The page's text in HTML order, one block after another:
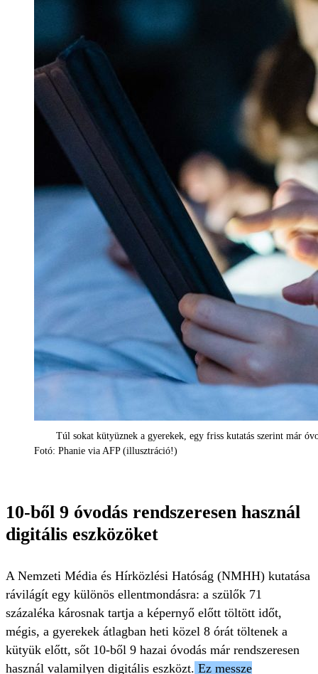
Túl sokat kütyüznek a gyerekek, egy friss kutatás szerint már
Fotó: Phanie via AFP (illusztráció!)
10-ből 9 óvodás rendszeresen használ
digitális eszközöket
A Nemzeti Média és Hírközlési Hatóság (NMHH) kutatása
rávilágít egy különös ellentmondásra: a szülők 71
százaléka károsnak tartja a képernyő előtt töltött időt,
mégis, a gyerekek átlagban heti közel 8 órát töltenek a
kütyük előtt, sőt 10-ből 9 hazai óvodás már rendszeresen
használ valamilyen digitális eszközt. Ez messze